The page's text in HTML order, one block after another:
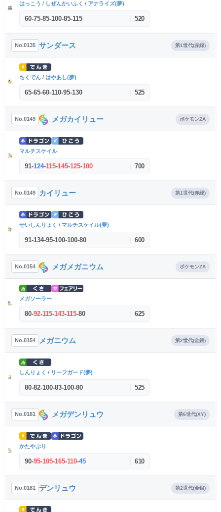
はっこう / しぜんかいふく / アナライズ(夢)
60-75-85-100-85-115 520
No.0135 サンダース 第1世代(赤緑)
ちくでん / はやあし(夢)
65-65-60-110-95-130 525
No.0149 メガカイリュー ポケモンZA
マルチスケイル
91-124-115-145-125-100 700
No.0149 カイリュー 第1世代(赤緑)
せいしんりょく / マルチスケイル(夢)
91-134-95-100-100-80 600
No.0154 メガメガニウム ポケモンZA
メガソーラー
80-92-115-143-115-80 625
No.0154 メガニウム 第2世代(金銀)
しんりょく / リーフガード(夢)
80-82-100-83-100-80 525
No.0181 メガデンリュウ 第6世代(XY)
かたやぶり
90-95-105-165-110-45 610
No.0181 デンリュウ 第2世代(金銀)